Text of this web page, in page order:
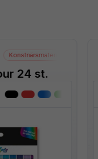
Konstnärsmaterial
24 st.